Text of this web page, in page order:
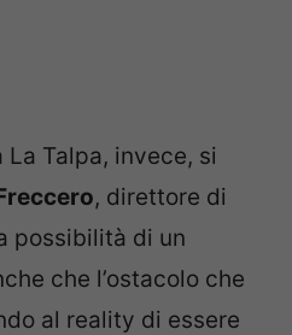
Talpa, invece, si
, direttore di
possibilità di un
che l’ostacolo che
al reality di essere